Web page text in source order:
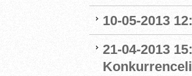
10-05-2013
21-04-2013